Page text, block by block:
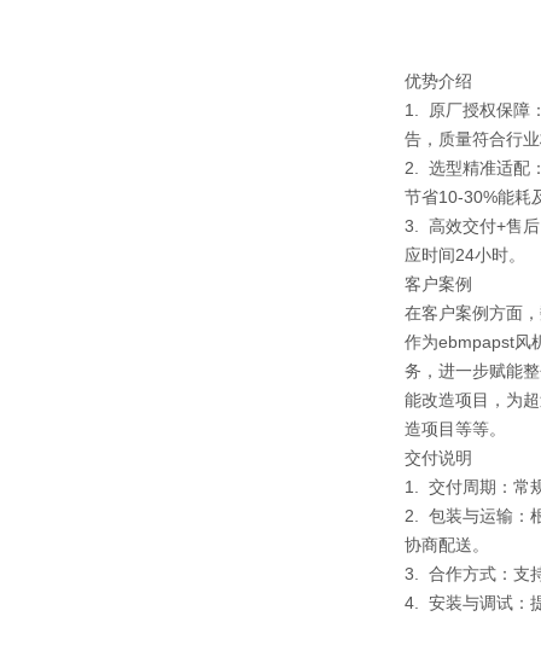
优势介绍
1. 原厂授权保障
告，质量符合行
2. 选型精准适配
节省10-30%能耗
3. 高效交付+售
应时间24小时。
客户案例
在客户案例方面
作为ebmpapst风
务，进一步赋能
能改造项目，为
造项目等等。
交付说明
1. 交付周期：常
2. 包装与运输：
协商配送。
3. 合作方式：支
4. 安装与调试：